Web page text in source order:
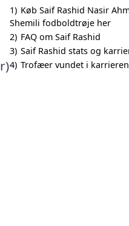
1) Køb Saif Rashid Nasir
Shemili fodboldtrøje her
2) FAQ om Saif Rashid
3) Saif Rashid stats og
4) Trofæer vundet i karrieren